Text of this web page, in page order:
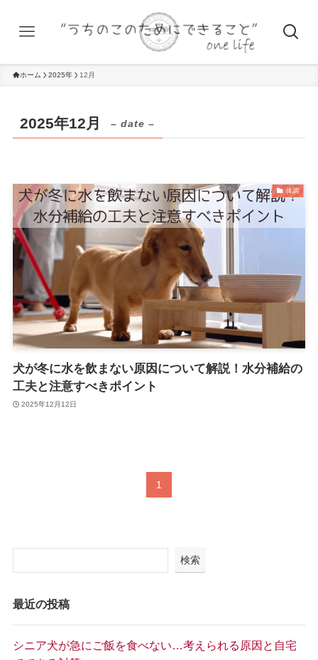
ホーム 2025年 12月
2025年12月 – date –
体調
犬が冬に水を飲まない原因について解説！水分補給の
工夫と注意すべきポイント
2025年12月12日
1
検索
最近の投稿
シニア犬が急にご飯を食べない…考えられる原因と自宅